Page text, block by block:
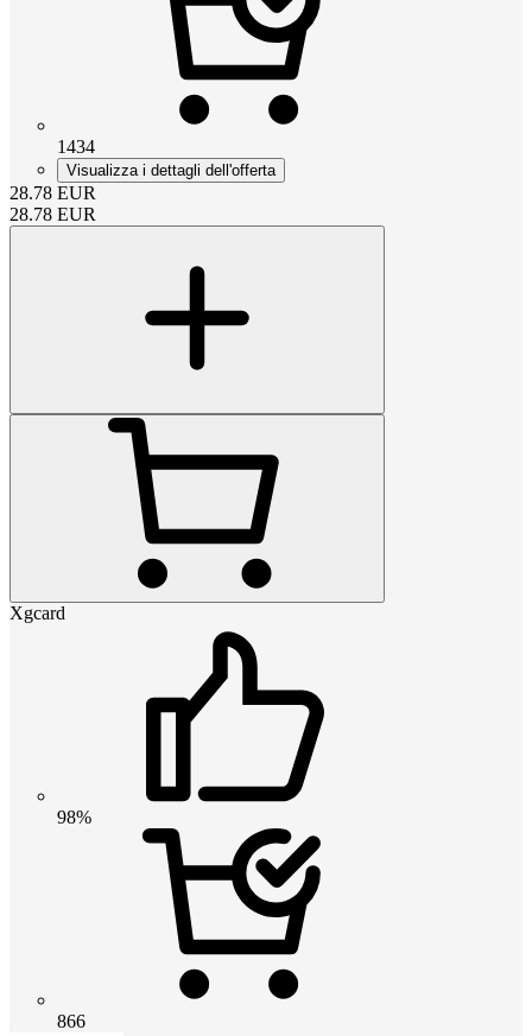
1434
Visualizza i dettagli dell'offerta
28.78 EUR
28.78 EUR
Xgcard
98%
866